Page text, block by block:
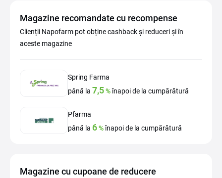
Magazine recomandate cu recompense
Clienții Napofarm pot obține cashback și reduceri și în
aceste magazine
Spring Farma
până la 7,5%înapoi de la cumpărătură
Pfarma
până la 6%înapoi de la cumpărătură
Magazine cu cupoane de reducere